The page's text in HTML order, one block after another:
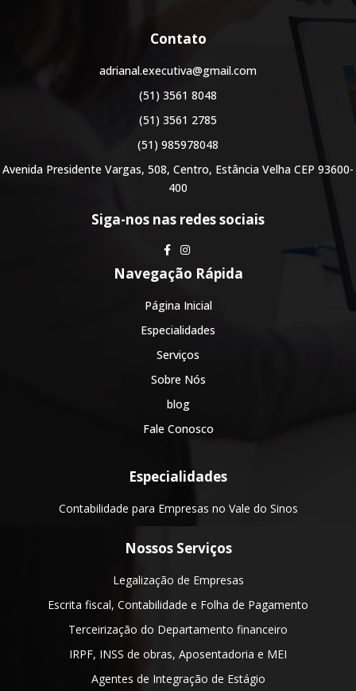
Contato
adrianal.executiva@gmail.com
(51) 3561 8048
(51) 3561 2785
(51) 985978048
Avenida Presidente Vargas, 508, Centro, Estância Velha CEP 93600-
400
Siga-nos nas redes sociais
Navegação Rápida
Página Inicial
Especialidades
Serviços
Sobre Nós
blog
Fale Conosco
Especialidades
Contabilidade para Empresas no Vale do Sinos
Nossos Serviços
Legalização de Empresas
Escrita fiscal, Contabilidade e Folha de Pagamento
Terceirização do Departamento financeiro
IRPF, INSS de obras, Aposentadoria e MEI
Agentes de Integração de Estágio